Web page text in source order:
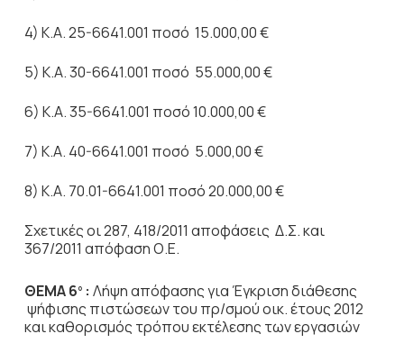
4) Κ.Α. 25-6641.001 ποσό 15.000,00 €
5) Κ.Α. 30-6641.001 ποσό 55.000,00 €
6) Κ.Α. 35-6641.001 ποσό 10.000,00 €
7) Κ.Α. 40-6641.001 ποσό 5.000,00 €
8) Κ.Α. 70.01-6641.001 ποσό 20.000,00 €
Σχετικές οι 287, 418/2011 αποφάσεις Δ.Σ. και
367/2011 απόφαση Ο.Ε.
ΘΕΜΑ 6ο: Λήψη απόφασης για Έγκριση διάθεσης
ψήφισης πιστώσεων του πρ/σμού οικ. έτους 2012
και καθορισμός τρόπου εκτέλεσης των εργασιών